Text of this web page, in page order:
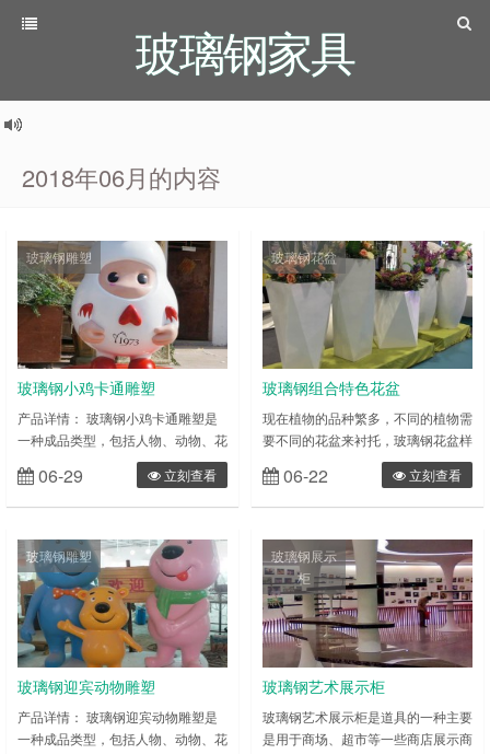
玻璃钢家具
2018年06月的内容
玻璃钢雕塑
玻璃钢小鸡卡通雕塑
产品详情： 玻璃钢小鸡卡通雕塑是
一种成品类型，包括人物、动物、花
草等多种表现形式。雕塑一般分为圆
雕和浮雕两种类型，简单来 说，圆
雕产品就是三维立体类雕塑(比如仿
校园墙体雕塑) 玻璃钢雕塑的特性：
具有可塑性强(只要您想的出造型，
玻璃钢就能做出成品)，相对来说易
成型、质轻，强度高， 耐腐蚀，相
对来说成本相对较低、表面效果多样
等……
06-29 立刻查看
玻璃钢花盆
玻璃钢组合特色花盆
现在植物的品种繁多，不同的植物需
要不同的花盆来衬托，玻璃钢花盆样
式繁多还可以根据喜好来定制花盆，
能够适用于各种花卉的种植，也可以
用作装饰品。 玻璃钢仿瓷花盆能根
内装饰可以说是各式各样，选择与装
修风格搭配的花盆可以起到意想不到
的效果，是对瓷花盆来说仿瓷花盆更
用以打理，也不用担心生活中的小磕
碰。玻璃钢仿瓷花盆也可以用在户
外，它耐磨……
06-22 立刻查看
玻璃钢雕塑
玻璃钢迎宾动物雕塑
产品详情： 玻璃钢迎宾动物雕塑是
一种成品类型，包括人物、动物、花
玻璃钢展示
柜
玻璃钢艺术展示柜
玻璃钢艺术展示柜是道具的一种主要
是用于商场、超市等一些商店展示商